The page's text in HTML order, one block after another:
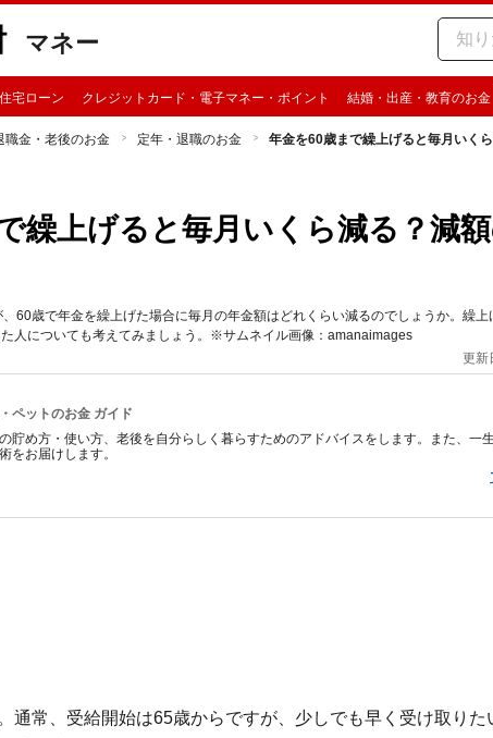
マネー
住宅ローン クレジットカード・電子マネー・ポイント 結婚・出産・教育のお金
職金・老後のお金 定年・退職のお金 年金を60歳まで繰上げると毎月いく
繰上げると毎月いくら減る？減
60歳で年金を繰上げた場合に毎月の年金額はどれくらい減るのでしょうか。繰
人についても考えてみましょう。※サムネイル画像：amanaimages
更新
ペットのお金 ガイド
貯め方・使い方、老後を自分らしく暮らすためのアドバイスをします。また、一
をお届けします。
通常、受給開始は65歳からですが、少しでも早く受け取りた